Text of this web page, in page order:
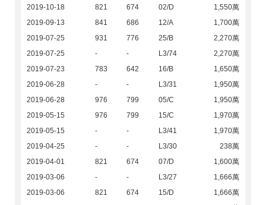
2019-10-18
821 674 02/D
1,550萬
2019-09-13
841 686 12/A
1,700萬
2019-07-25
931 776 25/B
2,270萬
2019-07-25
- - L3/74
2,270萬
2019-07-23
783 642 16/B
1,650萬
2019-06-28
- - L3/31
1,950萬
2019-06-28
976 799 05/C
1,950萬
2019-05-15
976 799 15/C
1,970萬
2019-05-15
- - L3/41
1,970萬
2019-04-25
- - L3/30
238萬
2019-04-01
821 674 07/D
1,600萬
2019-03-06
- - L3/27
1,666萬
2019-03-06
821 674 15/D
1,666萬